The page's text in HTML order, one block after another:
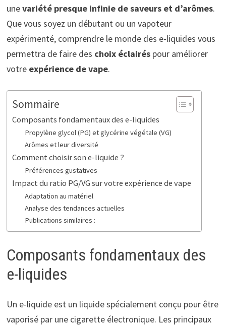
unevariété presque infinie de saveurs et d’arômes.
Que vous soyez un débutant ou un vapoteur
expérimenté, comprendre le monde des e-liquides vous
permettra de faire des choix éclairéspour améliorer
votre expérience de vape.
Sommaire
Composants fondamentaux des e-liquides
Propylène glycol (PG) et glycérine végétale (VG)
Arômes et leur diversité
Comment choisir son e-liquide ?
Préférences gustatives
Impact du ratio PG/VG sur votre expérience de vape
Adaptation au matériel
Analyse des tendances actuelles
Publications similaires :
Composants fondamentaux des
e-liquides
Un e-liquide est un liquide spécialement conçu pour être
vaporisé par une cigarette électronique. Les principaux